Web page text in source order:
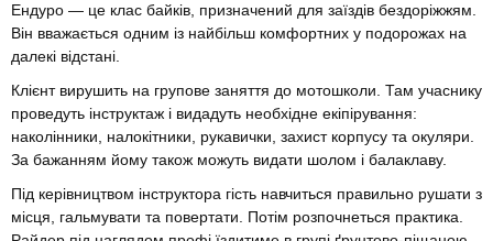
Ендуро — це клас байків, призначений для заїздів бездоріжжям.
Він вважається одним із найбільш комфортних у подорожах на
далекі відстані.
Клієнт вирушить на групове заняття до мотошколи. Там учаснику
проведуть інструктаж і видадуть необхідне екіпірування:
наколінники, налокітники, рукавички, захист корпусу та окуляри.
За бажанням йому також можуть видати шолом і балаклаву.
Під керівництвом інструктора гість навчиться правильно рушати з
місця, гальмувати та повертати. Потім розпочнеться практика.